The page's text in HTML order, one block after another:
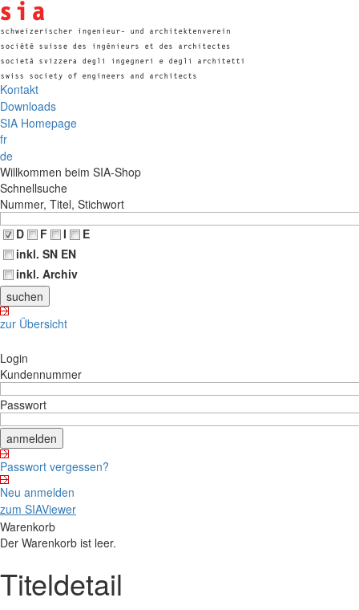
Kontakt
Downloads
SIA Homepage
fr
de
Willkommen beim SIA-Shop
Schnellsuche
Nummer, Titel, Stichwort
D
F I
E
inkl. SN EN
inkl. Archiv
zur Übersicht
Login
Kundennummer
Passwort
Passwort vergessen?
Neu anmelden
zum SIAViewer
Warenkorb
Der Warenkorb ist leer.
Titeldetail